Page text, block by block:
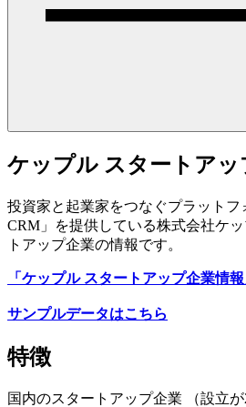
ケップル スタートアッ
投資家と起業家をつなぐプラットフ
CRM」を提供している株式会社ケ
トアップ企業の情報です。
「ケップル スタートアップ企業情
サンプルデータはこちら
特徴
国内のスタートアップ企業 （設立